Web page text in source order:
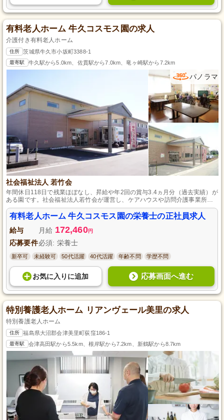
有料老人ホーム 牛久コスモス園の求人
介護付き有料老人ホーム
住所 茨城県牛久市小坂町3388-1
最寄駅 牛久駅から5.0km、佐貫駅から7.0km、竜ヶ崎駅から7.2km
パノラマ
社会福祉法人 若竹会
年間休日118日で残業ほぼなし、昇給や年2回の賞与3.4ヵ月分（過去実績）が
ある園です。社会福祉法人若竹会が運営し、ケアハウスや訪問介護事業所な
ど多彩な事業展開をしています。退職金制度や育児休暇、再雇用制度など働
く環境が整い、地域貢献と個々の関わりを大切にしながら働けます。
有料老人ホーム 牛久コスモス園の栄養士の正社員求人
給与 月給 172,460円
応募要件必須: 栄養士
新卒可 未経験可 50代活躍 40代活躍 年齢不問 学歴不問
お気に入り に追加 応募画面へ進む
特別養護老人ホーム リアンヴェール美里の求人
特別養護老人ホーム
住所 福島県大沼郡会津美里町荻窪186-1
最寄駅 会津高田駅から5.5km、根岸駅から7.2km、新鶴駅から8.7km